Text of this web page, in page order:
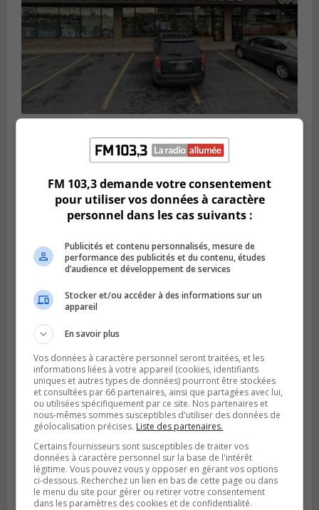
Rappel de quatre produits alimentaires à
GREENFIELD PARK
Publié le 31 juillet 2026 à 16h45
Des firmes de Longueuil vont participer
aux méga-travaux de l’hôpital Charles-
Le Moyne
FM 103,3 demande votre consentement
pour utiliser vos données à caractère
personnel dans les cas suivants :
Publicités et contenu personnalisés, mesure de
performance des publicités et du contenu, études
d’audience et développement de services
Stocker et/ou accéder à des informations sur un
appareil
En savoir plus
Vos données à caractère personnel seront traitées, et les
informations liées à votre appareil (cookies, identifiants
uniques et autres types de données) pourront être stockées
et consultées par 66 partenaires, ainsi que partagées avec lui,
ou utilisées spécifiquement par ce site. Nos partenaires et
nous-mêmes sommes susceptibles d'utiliser des données de
géolocalisation précises. Liste des partenaires.
Certains fournisseurs sont susceptibles de traiter vos
données à caractère personnel sur la base de l'intérêt
légitime. Vous pouvez vous y opposer en gérant vos options
ci-dessous. Recherchez un lien en bas de cette page ou dans
le menu du site pour gérer ou retirer votre consentement
dans les paramètres des cookies et de confidentialité.